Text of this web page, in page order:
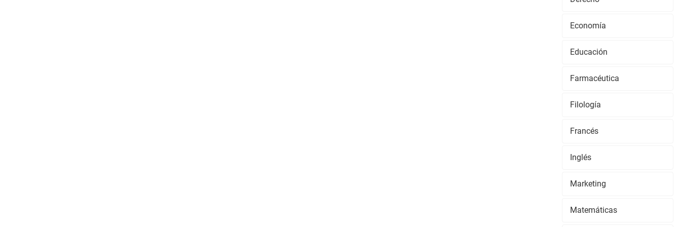
Economía
Educación
Farmacéutica
Filología
Francés
Inglés
Marketing
Matemáticas